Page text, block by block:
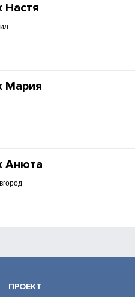
Настя
Мария
Анюта
ПРОЕКТ